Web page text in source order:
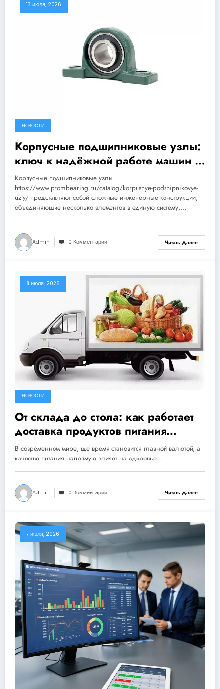
13 июля, 2026
НОВОСТИ
Корпусные подшипниковые узлы:
ключ к надёжной работе машин и
механизмов
Корпусные подшипниковые узлы
https://www.prombearing.ru/catalog/korpusnye-podshipnikovye-
uzly/ представляют собой сложные инженерные конструкции,
объединяющие несколько элементов в единую систему,…
Admin 0 Комментарии Читать Далее
8 июля, 2026
НОВОСТИ
От склада до стола: как работает
доставка продуктов питания
напрямую от поставщика
В современном мире, где время становится главной валютой, а
качество питания напрямую влияет на здоровье…
Admin 0 Комментарии Читать Далее
7 июля, 2026